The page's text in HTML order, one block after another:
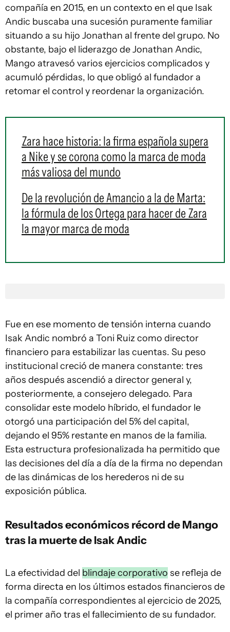
compañía en 2015, en un contexto en el que Isak
Andic buscaba una sucesión puramente familiar
situando a su hijo Jonathan al frente del grupo. No
obstante, bajo el liderazgo de Jonathan Andic,
Mango atravesó varios ejercicios complicados y
acumuló pérdidas, lo que obligó al fundador a
retomar el control y reordenar la organización.
Zara hace historia: la firma española supera
a Nike y se corona como la marca de moda
más valiosa del mundo
De la revolución de Amancio a la de Marta:
la fórmula de los Ortega para hacer de Zara
la mayor marca de moda
Fue en ese momento de tensión interna cuando
Isak Andic nombró a Toni Ruiz como director
financiero para estabilizar las cuentas. Su peso
institucional creció de manera constante: tres
años después ascendió a director general y,
posteriormente, a consejero delegado. Para
consolidar este modelo híbrido, el fundador le
otorgó una participación del 5% del capital,
dejando el 95% restante en manos de la familia.
Esta estructura profesionalizada ha permitido que
las decisiones del día a día de la firma no dependan
de las dinámicas de los herederos ni de su
exposición pública.
Resultados económicos récord de Mango
tras la muerte de Isak Andic
La efectividad del blindaje corporativo se refleja de
forma directa en los últimos estados financieros de
la compañía correspondientes al ejercicio de 2025,
el primer año tras el fallecimiento de su fundador.